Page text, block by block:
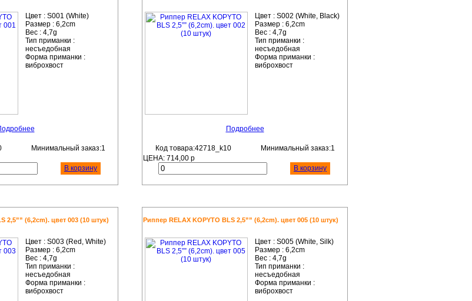
Цвет : S001 (White)
Размер : 6,2cm
Вес : 4,7g
Тип приманки :
несъедобная
Форма приманки :
виброхвост
Минимальный заказ:1
В корзину
Цвет : S002 (White, Black)
Размер : 6,2cm
Вес : 4,7g
Тип приманки :
несъедобная
Форма приманки :
виброхвост
Подробнее
Код товара:42718_k10
Минимальный заказ:1
ЦЕНА: 714,00 р
В корзину
2,5”” (6,2cm). цвет 003 (10 штук)
Цвет : S003 (Red, White)
Размер : 6,2cm
Вес : 4,7g
Тип приманки :
несъедобная
Форма приманки :
виброхвост
Риппер RELAX KOPYTO BLS 2,5”” (6,2cm). цвет 005 (10 штук)
Цвет : S005 (White, Silk)
Размер : 6,2cm
Вес : 4,7g
Тип приманки :
несъедобная
Форма приманки :
виброхвост